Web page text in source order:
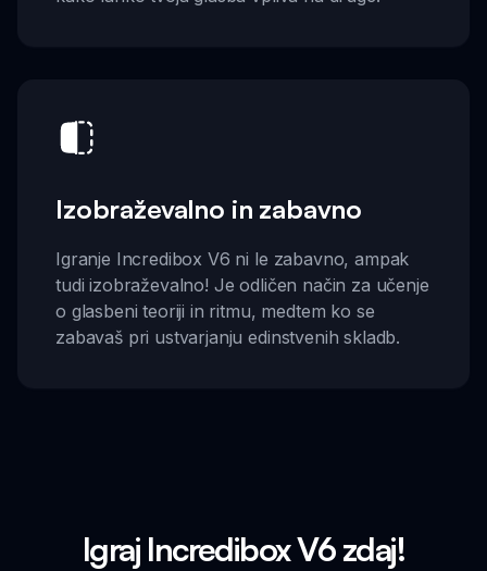
Izobraževalno in zabavno
Igranje Incredibox V6 ni le zabavno, ampak
tudi izobraževalno! Je odličen način za učenje
o glasbeni teoriji in ritmu, medtem ko se
zabavaš pri ustvarjanju edinstvenih skladb.
Igraj Incredibox V6 zdaj!